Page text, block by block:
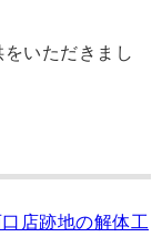
いただきまし
店跡地の解体工